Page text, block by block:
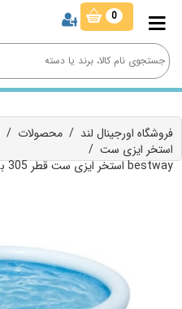
0
فروشگاه اورجینال لند / محصولات /
استخر ایزی ست /
استخر ایزی ست قطر 305 بست وی کد 57266 bestway